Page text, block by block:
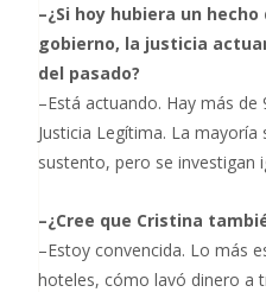
–¿Si hoy hubiera un
gobierno, la justicia
del pasado?
–Está actuando. Hay más
Justicia Legítima. La
sustento, pero se investigan
–¿Cree que Cristina
–Estoy convencida. Lo más
hoteles, cómo lavó dinero a